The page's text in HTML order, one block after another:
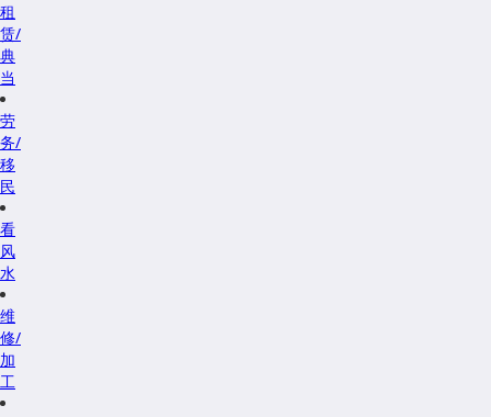
租
赁/
典
当
劳
务/
移
民
看
风
水
维
修/
加
工